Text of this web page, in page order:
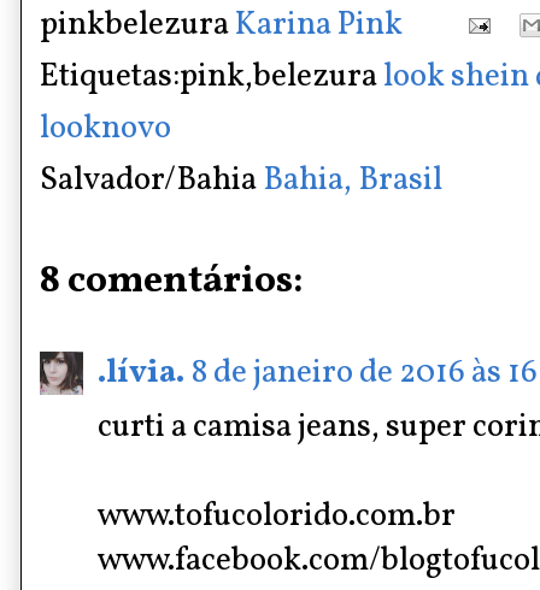
pinkbelezuraKarina Pink
Etiquetas:pink,belezuralook shein
looknovo
Salvador/BahiaBahia, Brasil
8 comentários:
.lívia. 8 de janeiro de 2016 às
curti a camisa jeans, super
www.tofucolorido.com.br
www.facebook.com/